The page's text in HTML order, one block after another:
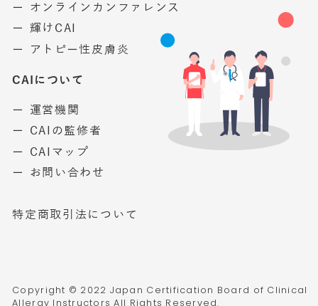
ー オンラインカンファレンス
ー 輝けCAI
ー アトピー性皮膚炎
CAIについて
ー 運営機関
ー CAIの監修者
ー CAIマップ
ー お問い合わせ
特定商取引法について
Copyright © 2022 Japan Certification Board of Clinical
Allergy Instructors All Rights Reserved.